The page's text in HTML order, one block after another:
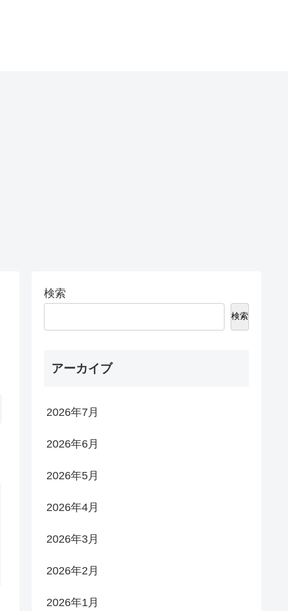
検索
検索
アーカイブ
2026年7月
2026年6月
2026年5月
2026年4月
2026年3月
2026年2月
2026年1月